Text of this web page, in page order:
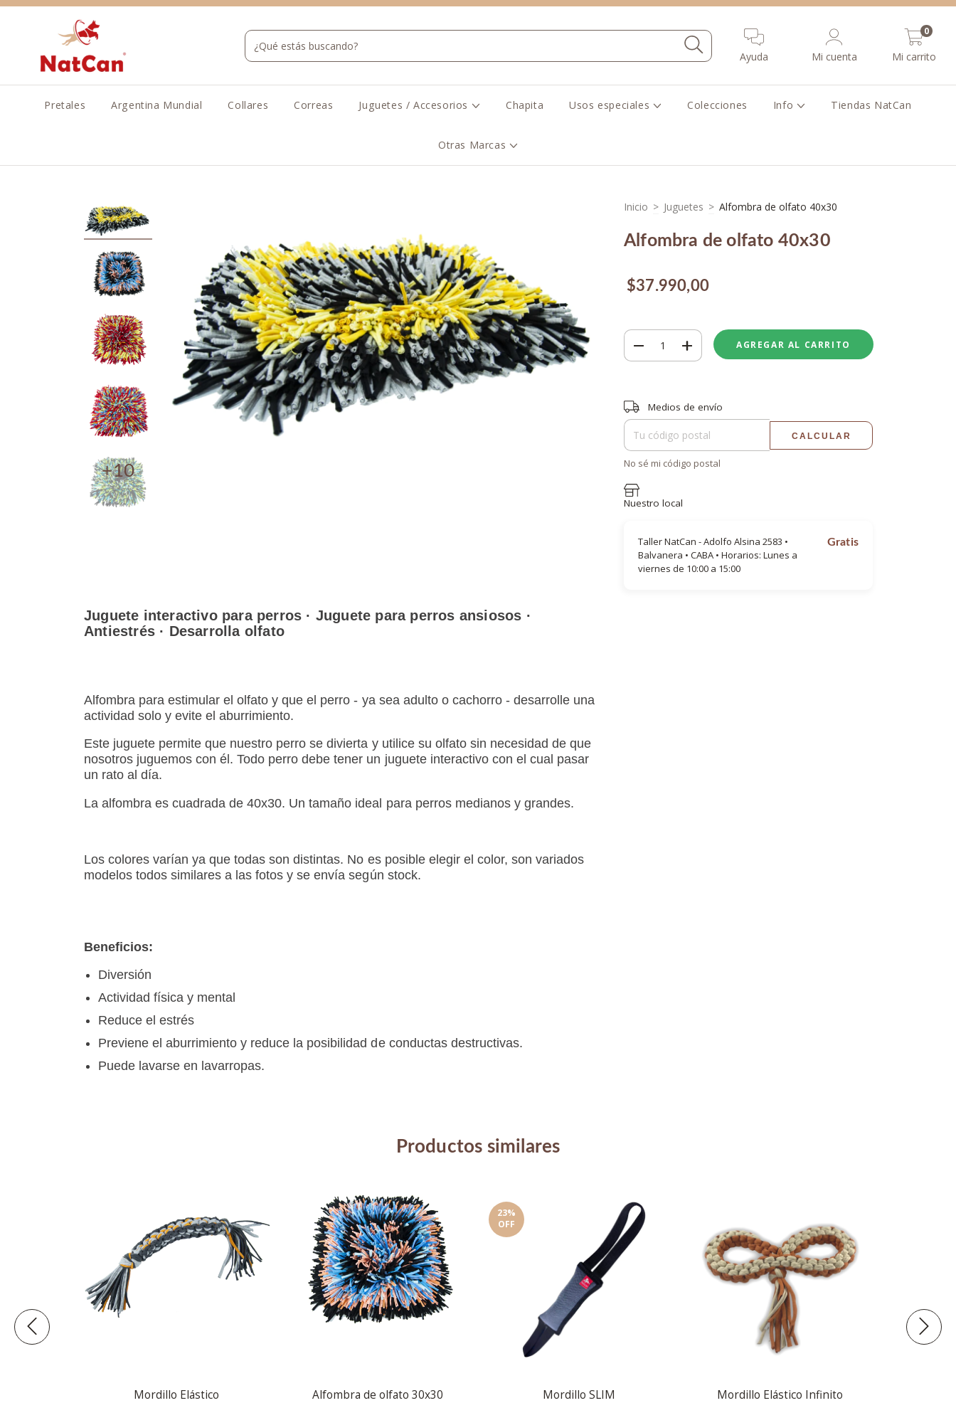
Ayuda Mi cuenta Mi carrito
0
Pretales Argentina Mundial Collares Correas Juguetes / Accesorios Chapita Usos especiales Colecciones Info Tiendas NatCan
Otras Marcas
+10
Juguete interactivo para perros · Juguete para perros ansiosos ·
Antiestrés · Desarrolla olfato
Alfombra para estimular el olfato y que el perro - ya sea adulto o cachorro - desarrolle una
actividad solo y evite el aburrimiento.
Este juguete permite que nuestro perro se divierta y utilice su olfato sin necesidad de que
nosotros juguemos con él. Todo perro debe tener un juguete interactivo con el cual pasar
un rato al día.
La alfombra es cuadrada de 40x30. Un tamaño ideal para perros medianos y grandes.
Los colores varían ya que todas son distintas. No es posible elegir el color, son variados
modelos todos similares a las fotos y se envía según stock.
Beneficios:
Diversión
Actividad física y mental
Reduce el estrés
Previene el aburrimiento y reduce la posibilidad de conductas destructivas.
Puede lavarse en lavarropas.
Inicio > Juguetes > Alfombra de olfato 40x30
Alfombra de olfato 40x30
$37.990,00
Entregas para el CP:
Medios de envío
CALCULAR
No sé mi código postal
Nuestro local
Taller NatCan - Adolfo Alsina 2583 •
Balvanera • CABA • Horarios: Lunes a
viernes de 10:00 a 15:00
Gratis
Productos similares
Mordillo Elástico Alfombra de olfato 30x30
23%
OFF
Mordillo SLIM Mordillo Elástico Infinito